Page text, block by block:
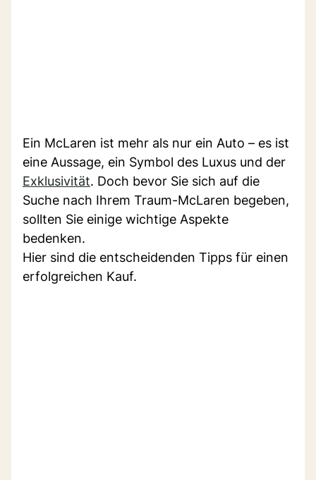
Ein McLaren ist mehr als nur ein Auto – es ist
eine Aussage, ein Symbol des Luxus und der
Exklusivität. Doch bevor Sie sich auf die
Suche nach Ihrem Traum-McLaren begeben,
sollten Sie einige wichtige Aspekte
bedenken.
Hier sind die entscheidenden Tipps für einen
erfolgreichen Kauf.